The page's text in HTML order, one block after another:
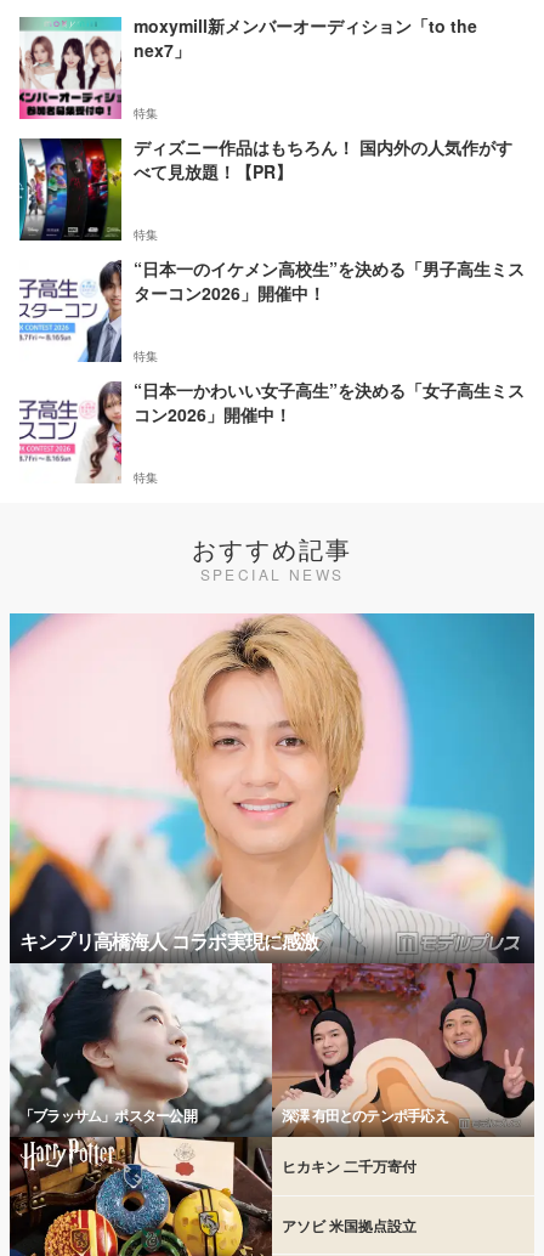
moxymill新メンバーオーディション「to the
nex7」
特集
ディズニー作品はもちろん！ 国内外の人気作がす
べて見放題！【PR】
特集
“日本一のイケメン高校生”を決める「男子高生ミス
ターコン2026」開催中！
特集
“日本一かわいい女子高生”を決める「女子高生ミス
コン2026」開催中！
特集
おすすめ記事
SPECIAL NEWS
キンプリ高橋海人 コラボ実現に感激
「ブラッサム」ポスター公開 深澤 有田とのテンポ手応え
ヒカキン 二千万寄付
アソビ 米国拠点設立